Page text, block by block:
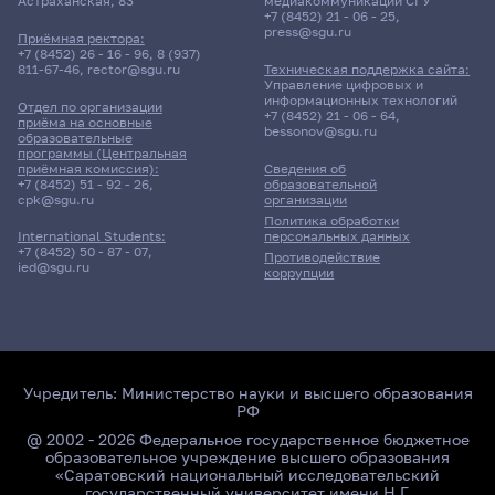
Поиск по ключевым словам
Главные
Приёмная ректора:
+7 (8452) 26 - 16 - 96, 8 (937)
811-67-46, rector@sgu.ru
Отдел по организации
приёма на основные
образовательные
программы (Центральная
приёмная комиссия):
+7 (8452) 51 - 92 - 26,
cpk@sgu.ru
International Students:
+7 (8452) 50 - 87 - 07,
ied@sgu.ru
Сведения об
образовательной
организации
Политика обработки
персональных данных
Противодействие
коррупции
+7 (8452) 21 - 06 - 25,
press@sgu.ru
Техническая поддержка сайта:
Управление цифровых и
информационных технологий
+7 (8452) 21 - 06 - 64,
bessonov@sgu.ru
Учредитель: Министерство науки и высшего образования
РФ
@ 2002 - 2026 Федеральное государственное бюджетное
образовательное учреждение высшего образования
«Саратовский национальный исследовательский